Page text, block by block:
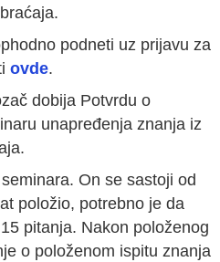
podneti uz prijavu za
ovde.
dobija Potvrdu o
unapređenja znanja iz
On se sastoji od
položio, potrebno je da
pitanja. Nakon položenog
o položenom ispitu znanja